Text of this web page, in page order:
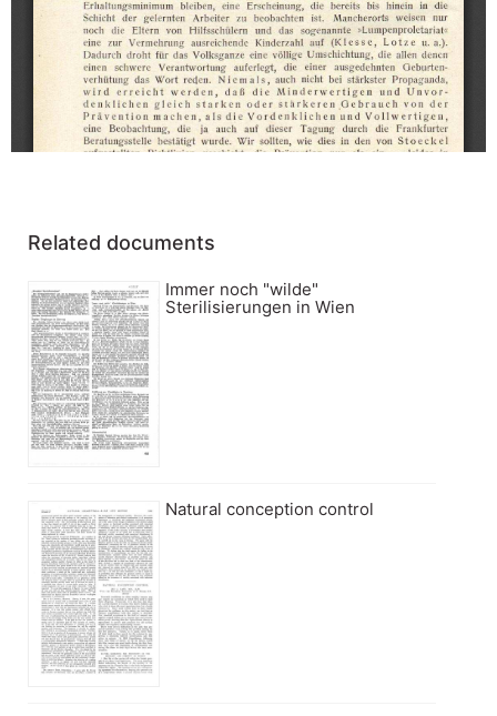
Related documents
Immer noch "wilde"
Sterilisierungen in Wien
Natural conception control